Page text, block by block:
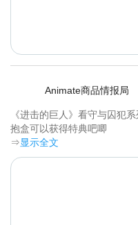
Animate商品情报局
《进击的巨人》看守与囚犯系
⇒显示全文